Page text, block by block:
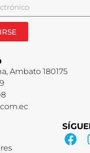
Ambato 180175